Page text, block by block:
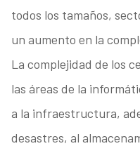
todos los tamaños,
un aumento en la
La complejidad de los
las áreas de la
a la infraestructura,
desastres, al